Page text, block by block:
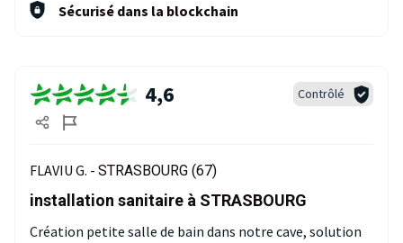
Sécurisé dans la blockchain
4,6 Contrôlé
FLAVIU G. - STRASBOURG (67)
installation sanitaire à STRASBOURG
Création petite salle de bain dans notre cave, solution